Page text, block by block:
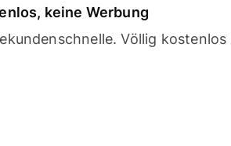
keine Werbung
Völlig